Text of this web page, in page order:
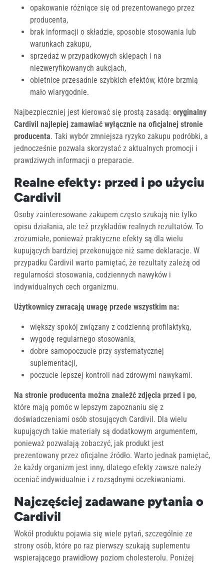
opakowanie różniące się od prezentowanego przez
producenta,
brak informacji o składzie, sposobie stosowania lub
warunkach zakupu,
sprzedaż w przypadkowych sklepach i na
niezweryfikowanych aukcjach,
obietnice przesadnie szybkich efektów, które brzmią
mało wiarygodnie.
Najbezpieczniej jest kierować się prostą zasadą: oryginalny
Cardivil najlepiej zamawiać wyłącznie na oficjalnej stronie
producenta. Taki wybór zmniejsza ryzyko zakupu podróbki, a
jednocześnie pozwala skorzystać z aktualnych promocji i
prawdziwych informacji o preparacie.
Realne efekty: przed i po użyciu
Cardivil
Osoby zainteresowane zakupem często szukają nie tylko
opisu działania, ale też przykładów realnych rezultatów. To
zrozumiałe, ponieważ praktyczne efekty są dla wielu
kupujących bardziej przekonujące niż same deklaracje. W
przypadku Cardivil warto pamiętać, że rezultaty zależą od
regularności stosowania, codziennych nawyków i
indywidualnych cech organizmu.
Użytkownicy zwracają uwagę przede wszystkim na:
większy spokój związany z codzienną profilaktyką,
wygodę regularnego stosowania,
dobre samopoczucie przy systematycznej
suplementacji,
poczucie lepszej kontroli nad zdrowymi nawykami.
Na stronie producenta można znaleźć zdjęcia przed i po,
które mają pomóc w lepszym zapoznaniu się z
doświadczeniami osób stosujących Cardivil. Dla wielu
kupujących takie materiały są dodatkowym argumentem,
ponieważ pozwalają zobaczyć, jak produkt jest
prezentowany przez oficjalne źródło. Warto jednak pamiętać,
że każdy organizm jest inny, dlatego efekty zawsze należy
oceniać indywidualnie i z rozsądnymi oczekiwaniami.
Najczęściej zadawane pytania o
Cardivil
Wokół produktu pojawia się wiele pytań, szczególnie ze
strony osób, które po raz pierwszy szukają suplementu
wspierającego prawidłowy poziom cholesterolu. Poniżej